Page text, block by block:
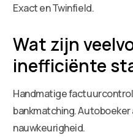
Exact en Twinfield.
Wat zijn
inefficiënte
Handmatige
bankmatching.
nauwkeurigheid.